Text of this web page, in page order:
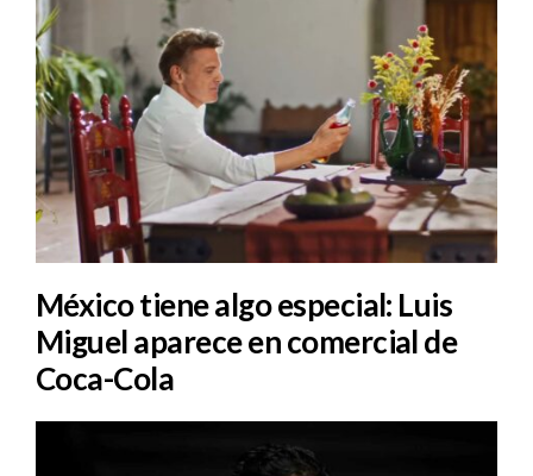
México tiene algo especial: Luis
Miguel aparece en comercial de
Coca-Cola